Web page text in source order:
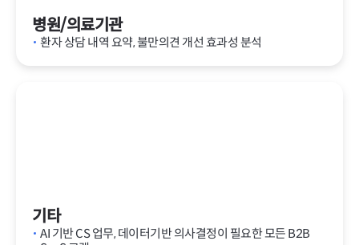
병원/의료기관
환자 상담 내역 요약, 불만의견 개선 효과성 분석
기타
AI 기반 CS 업무, 데이터기반 의사결정이 필요한 모든 B2B